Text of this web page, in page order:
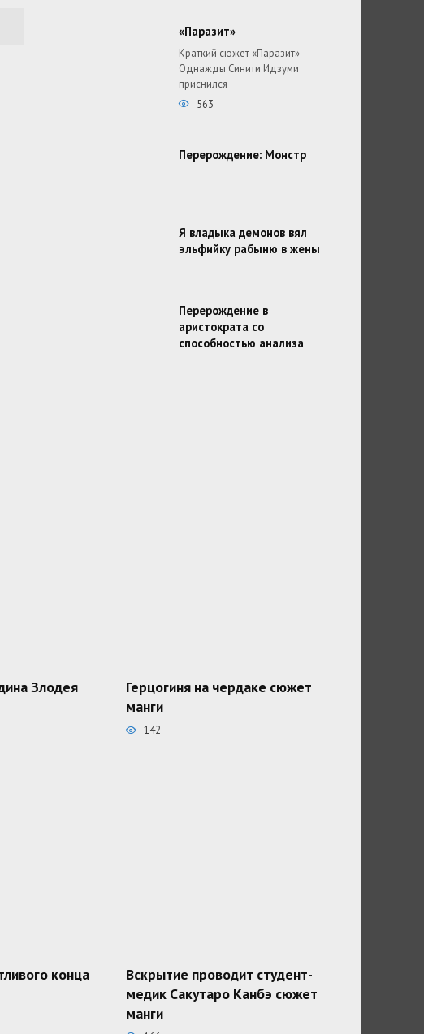
«Паразит»
Краткий сюжет «Паразит»
Однажды Синити Идзуми
приснился
563
Перерождение: Монстр
Я владыка демонов вял
эльфийку рабыню в жены
Перерождение в
аристократа со
способностью анализа
Злодея
Герцогиня на чердаке сюжет
манги
142
конца
Вскрытие проводит студент-
медик Сакутаро Канбэ сюжет
манги